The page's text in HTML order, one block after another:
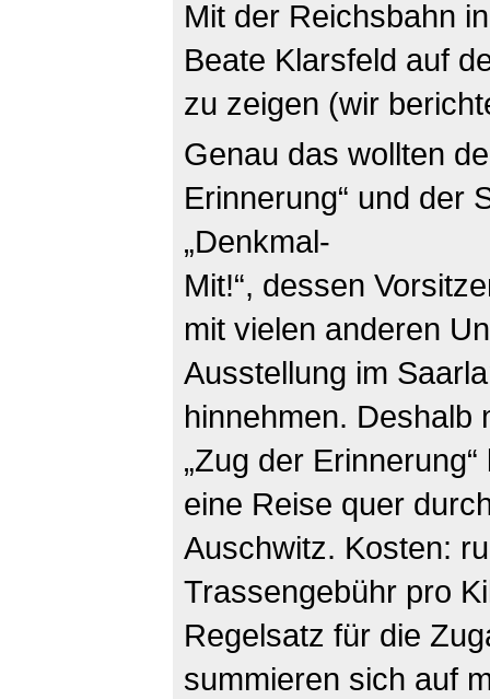
Mit der Reichsbahn
Beate Klarsfeld auf
zu zeigen (wir
Genau das wollten
Erinnerung“ und der
„Denkmal-
Mit!“, dessen
mit vielen anderen
Ausstellung im
hinnehmen. Deshalb
„Zug der
eine Reise quer
Auschwitz. Kosten:
Trassengebühr pro
Regelsatz für die
summieren sich auf